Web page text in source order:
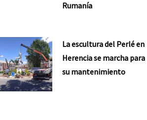
Rumanía
La escultura del Perlé en
Herencia se marcha para
su mantenimiento